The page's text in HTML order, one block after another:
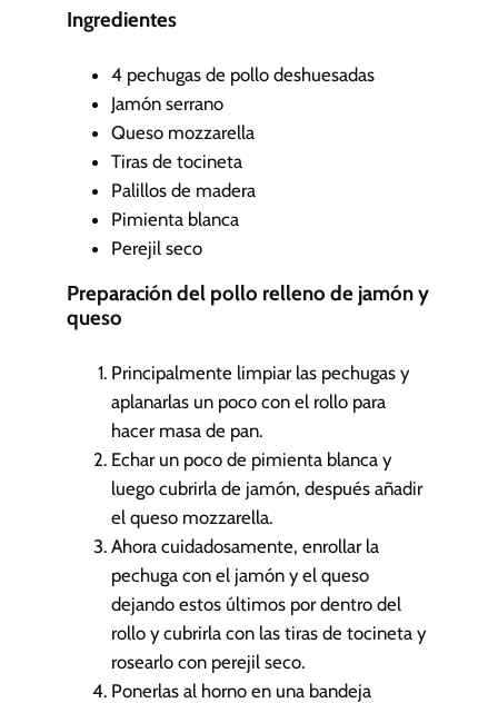
n
o
s
Ingredientes
4 pechugas de pollo deshuesadas
Jamón serrano
Queso mozzarella
Tiras de tocineta
Palillos de madera
Pimienta blanca
Perejil seco
Preparación del pollo relleno de jamón y
queso
Principalmente limpiar las pechugas y
aplanarlas un poco con el rollo para
hacer masa de pan.
Echar un poco de pimienta blanca y
luego cubrirla de jamón, después añadir
el queso mozzarella.
Ahora cuidadosamente, enrollar la
pechuga con el jamón y el queso
dejando estos últimos por dentro del
rollo y cubrirla con las tiras de tocineta y
rosearlo con perejil seco.
Ponerlas al horno en una bandeja